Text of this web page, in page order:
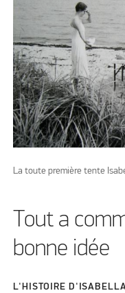
La toute première tente
Tout a
bonne idée
L'HISTOIRE